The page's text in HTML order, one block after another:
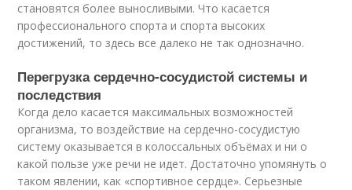
становятся более выносливыми. Что касается
профессионального спорта и спорта высоких
достижений, то здесь все далеко не так однозначно.
Перегрузка сердечно-сосудистой системы и
последствия
Когда дело касается максимальных возможностей
организма, то воздействие на сердечно-сосудистую
систему оказывается в колоссальных объёмах и ни о
какой пользе уже речи не идет. Достаточно упомянуть о
таком явлении, как «спортивное сердце». Серьезные